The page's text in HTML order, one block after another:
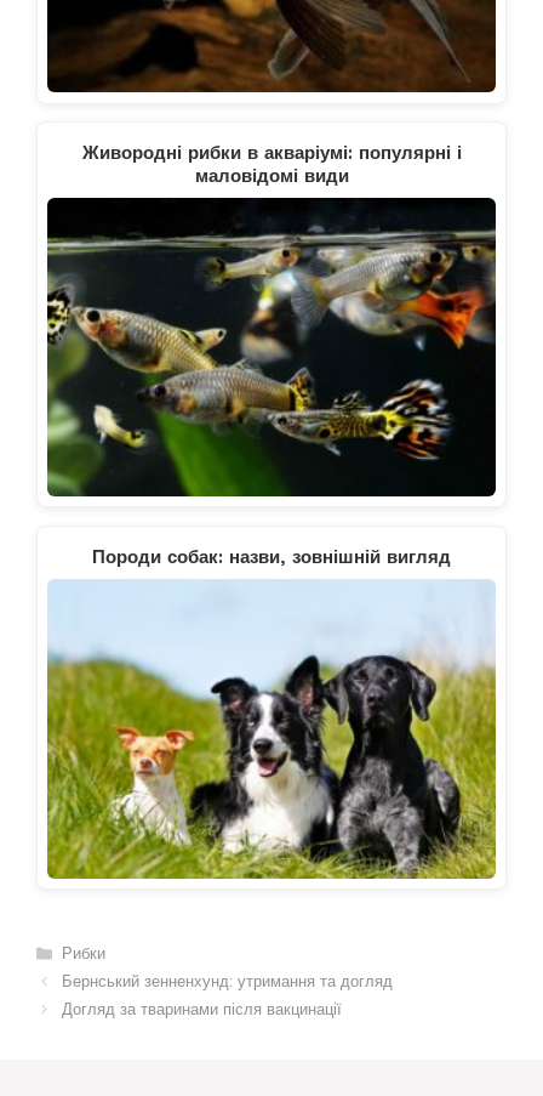
Живородні рибки в акваріумі: популярні і
маловідомі види
Породи собак: назви, зовнішній вигляд
Категорії
Рибки
Бернський зенненхунд: утримання та догляд
Догляд за тваринами після вакцинації